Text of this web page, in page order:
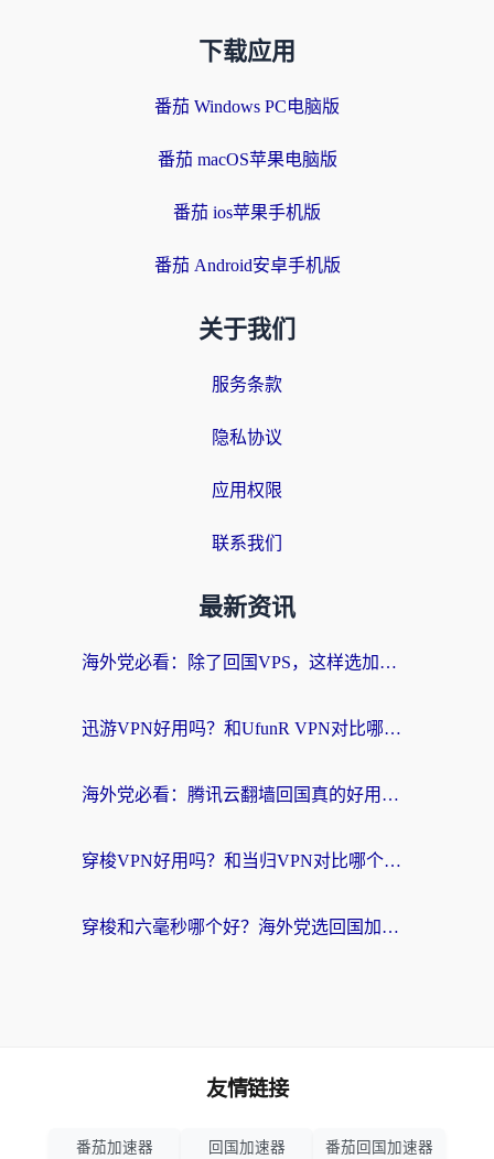
下载应用
番茄 Windows PC电脑版
番茄 macOS苹果电脑版
番茄 ios苹果手机版
番茄 Android安卓手机版
关于我们
服务条款
隐私协议
应用权限
联系我们
最新资讯
海外党必看：除了回国VPS，这样选加速器也能无缝刷国内资源？
迅游VPN好用吗？和UfunR VPN对比哪个回国效果更好？海外党亲测避坑指南
海外党必看：腾讯云翻墙回国真的好用吗？+ 3步选对回国加速器指南
穿梭VPN好用吗？和当归VPN对比哪个回国效果更好？海外党亲测实用指南
穿梭和六毫秒哪个好？海外党选回国加速器的避坑指南，附番茄加速器实测
友情链接
番茄加速器 回国加速器 番茄回国加速器